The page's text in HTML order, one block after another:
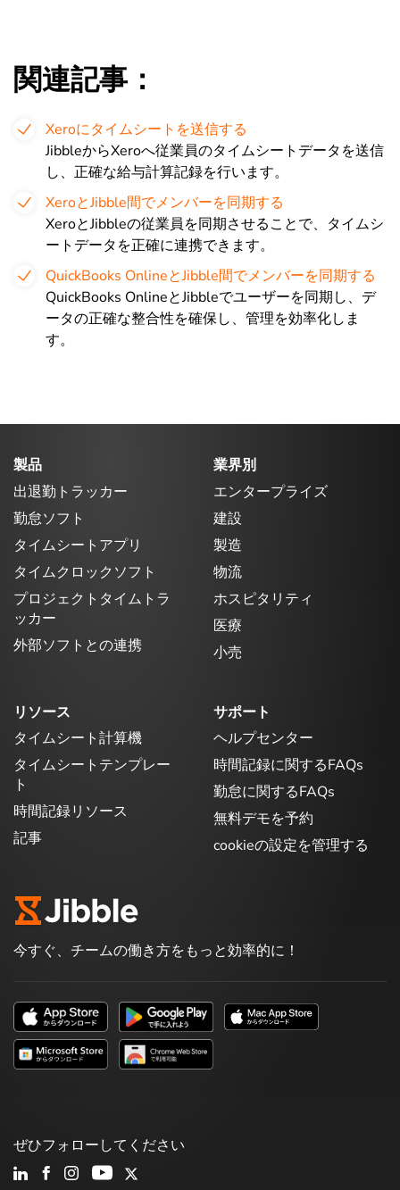
関連記事：
Xeroにタイムシートを送信する
JibbleからXeroへ従業員のタイムシートデータを送信
し、正確な給与計算記録を行います。
XeroとJibble間でメンバーを同期する
XeroとJibbleの従業員を同期させることで、タイムシ
ートデータを正確に連携できます。
QuickBooks OnlineとJibble間でメンバーを同期する
QuickBooks OnlineとJibbleでユーザーを同期し、デ
ータの正確な整合性を確保し、管理を効率化しま
す。
製品
出退勤トラッカー
勤怠ソフト
タイムシートアプリ
タイムクロックソフト
プロジェクトタイムトラ
ッカー
外部ソフトとの連携
業界別
エンタープライズ
建設
製造
物流
ホスピタリティ
医療
小売
リソース
タイムシート計算機
タイムシートテンプレー
ト
時間記録リソース
記事
サポート
ヘルプセンター
時間記録に関するFAQs
勤怠に関するFAQs
無料デモを予約
cookieの設定を管理する
今すぐ、チームの働き方をもっと効率的に！
ぜひフォローしてください